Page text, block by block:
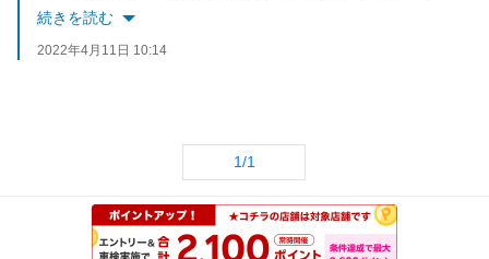
その後、お車の調子はいかがでしょうか？
続きを読む
2022年4月11日 10:14
1/1